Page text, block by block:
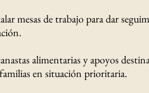
mesas de trabajo para dar
alimentarias y apoyos
en situación prioritaria.